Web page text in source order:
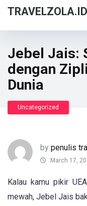
TRAVELZOLA.ID
Jebel Jais:
dengan
Dunia
Uncategorized
by penulis
March 17,
Kalau kamu pikir
mewah, Jebel Jais